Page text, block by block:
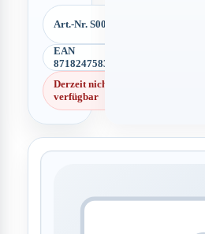
Art.-Nr. S00508
EAN
8718247583751
Derzeit nicht
verfügbar